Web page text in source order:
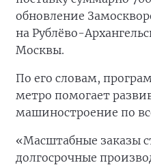
обновление
на Рублёво-
Москвы.
По его словам,
метро помогает
машиностроение по
«Масштабные заказы
долгосрочные